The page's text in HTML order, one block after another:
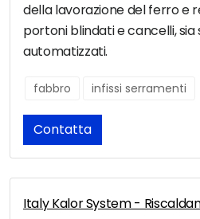
della lavorazione del ferro e
portoni blindati e cancelli,
automatizzati.
fabbro infissi serramenti
Contatta
Italy Kalor System -